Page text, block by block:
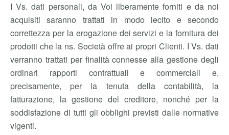
I Vs. dati personali, da Voi liberamente forniti e da noi
acquisiti saranno trattati in modo lecito e secondo
correttezza per la erogazione dei servizi e la fornitura dei
prodotti che la ns. Società offre ai propri Clienti. I Vs. dati
verranno trattati per finalità connesse alla gestione degli
ordinari rapporti contrattuali e commerciali e,
precisamente, per la tenuta della contabilità, la
fatturazione, la gestione del creditore, nonché per la
soddisfazione di tutti gli obblighi previsti dalle normative
vigenti.